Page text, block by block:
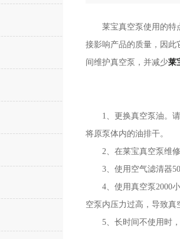
莱宝真空泵使用的特点
接影响产品的质量，因此
间维护真空泵，并减少莱
1、更换真空泵油。请
将原泵体内的油排干。
2、在莱宝真空泵维修
3、使用空气滤清器500
4、使用真空泵2000小
空泵内压力过高，导致
5、长时间不使用时，